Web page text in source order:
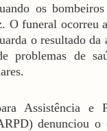
os
O funeral ocorreu
o resultado da
problemas de
Assistência e
denunciou o